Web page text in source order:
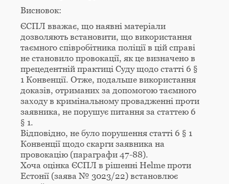
Висновок:
ЄСПЛ вважає, що наявні матеріали
дозволяють встановити, що використання
таємного співробітника поліції в цій справі
не становило провокації, як це визначено в
прецедентній практиці Суду щодо статті 6 §
1 Конвенції. Отже, подальше використання
доказів, отриманих за допомогою таємного
заходу в кримінальному провадженні проти
заявника, не порушує питання за статтею 6
§ 1.
Відповідно, не було порушення статті 6 § 1
Конвенції щодо скарги заявника на
провокацію (параграфи 47-88).
Хоча оцінка ЄСПЛ в рішенні Helme проти
Естонії (заява № 3023/22) встановлює